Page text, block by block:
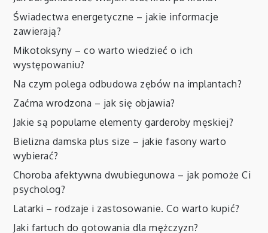
Świadectwa energetyczne – jakie informacje
zawierają?
Mikotoksyny – co warto wiedzieć o ich
występowaniu?
Na czym polega odbudowa zębów na implantach?
Zaćma wrodzona – jak się objawia?
Jakie są popularne elementy garderoby męskiej?
Bielizna damska plus size – jakie fasony warto
wybierać?
Choroba afektywna dwubiegunowa – jak pomoże Ci
psycholog?
Latarki – rodzaje i zastosowanie. Co warto kupić?
Jaki fartuch do gotowania dla mężczyzn?